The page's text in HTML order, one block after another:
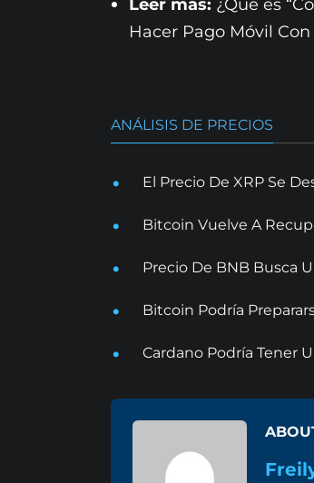
Leer más: ¿Qué es
Hacer Pago Móvil
ANÁLISIS DE PRECIOS
El Precio De XRP Se
Bitcoin Vuelve A
Precio De BNB Busca
Bitcoin Podría
Cardano Podría Tener